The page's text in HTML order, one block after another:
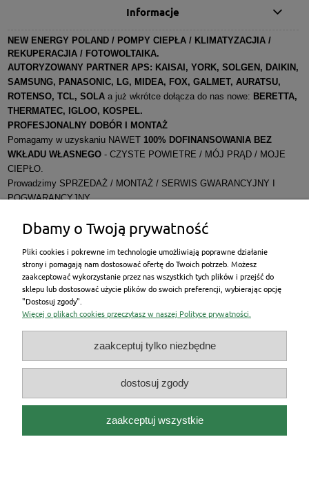
Informacje
NEW ENERGY POLAND / POMPY CIEPŁA / KLIMATYZACJIA /
REKUPERACJIA / FOTOWOLTAIKA.
AUTORYZOWANY PARTNER APS: KAISAI, YORK, SOLGEN, DAIKIN,
SAMSUNG, PANASONIC, LG, MIDEA, FOX, GALMET, AURATSU,
ROTENSO, TCL, SOLA a już wkrótce dołącza do nas nowe: BERETTA,
THERMATEC, IGLOO, KOSPEL.
PROFESJONALNY DOBÓR I MONTAŻ
Pomagamy w uzyskaniu NAWET 100% DOFINANSOWANIA BEZ
WKŁADU WŁASNEGO - CZYSTE POWIETRE / MÓJ PRĄD / MOJE
CIEPŁO.
Prowadzimy SPRZEDAŻ / MONTAŻ / SERWIS GWARANCYJNY I
POGWARANCYJNY
New Energy Poland Sp. z o.o. występujący w
roli pośrednika kredytowego informuje swoich Klientów o
możliwości skorzystania z propozycji kredytu na zakup
towarów i usług oferowanego przez Santander Consumer
Bank S.A., udostępnia swoim Klientom wniosek o kredyt na
zakup towarów i usług oraz przyjmuje oświadczenia o
odstąpieniu od umów o kredyt na zakup towarów i usług
zawartych przez Santander Consumer Bank S.A. za
pośrednictwem New Energy Poland Sp. z o.o.
Niniejsza propozycja nie jest ofertą w rozumieniu art. 66
Kodeksu Cywilnego. Decyzja o przyznaniu i warunkach
kredytu z uwzględnieniem oceny aktualnej sytuacji Klienta
zostanie podjęta przez Bank. Szczegóły
Dbamy o Twoją prywatność
Pliki cookies i pokrewne im technologie umożliwiają poprawne działanie
strony i pomagają nam dostosować ofertę do Twoich potrzeb. Możesz
zaakceptować wykorzystanie przez nas wszystkich tych plików i przejść do
sklepu lub dostosować użycie plików do swoich preferencji, wybierając opcję
"Dostosuj zgody".
Więcej o plikach cookies przeczytasz w naszej Polityce prywatności.
zaakceptuj tylko niezbędne
dostosuj zgody
zaakceptuj wszystkie